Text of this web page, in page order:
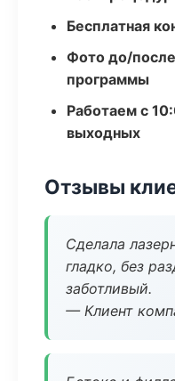
Бесплатная
Фото до/
программы
Работаем с
выходных
Отзывы
Сделала
гладко, без
заботливый.
— Клиент